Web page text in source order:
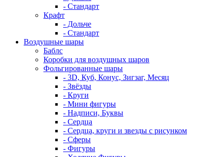
- Стандарт
Крафт
- Дольче
- Стандарт
Воздушные шары
Баблс
Коробки для воздушных шаров
Фольгированные шары
- 3D, Куб, Конус, Зигзаг, Месяц
- Звёзды
- Круги
- Мини фигуры
- Надписи, Буквы
- Сердца
- Сердца, круги и звезды с рисунком
- Сферы
- Фигуры